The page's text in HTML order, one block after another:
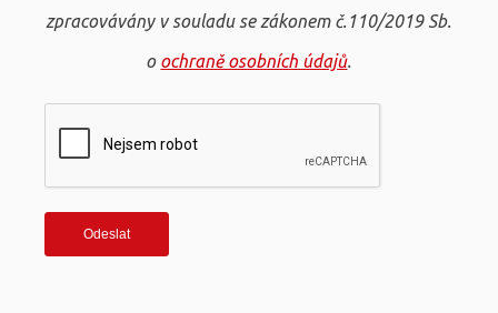
zpracovávány v souladu se zákonem č.110/2019 Sb.
o ochraně osobních údajů.